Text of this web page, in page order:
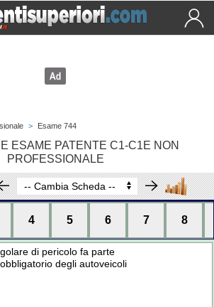
> Esame 744
ESAME PATENTE C1-C1E NON
PROFESSIONALE
4 5 6 7 8
di pericolo fa parte
degli autoveicoli